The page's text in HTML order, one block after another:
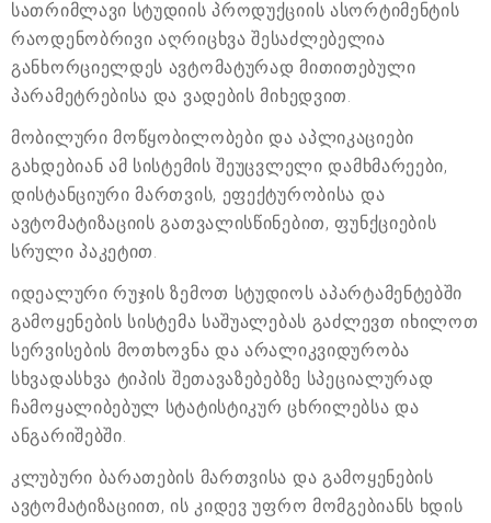
სათრიმლავი სტუდიის პროდუქციის ასორტიმენტის
რაოდენობრივი აღრიცხვა შესაძლებელია
განხორციელდეს ავტომატურად მითითებული
პარამეტრებისა და ვადების მიხედვით.
მობილური მოწყობილობები და აპლიკაციები
გახდებიან ამ სისტემის შეუცვლელი დამხმარეები,
დისტანციური მართვის, ეფექტურობისა და
ავტომატიზაციის გათვალისწინებით, ფუნქციების
სრული პაკეტით.
იდეალური რუჯის ზემოთ სტუდიოს აპარტამენტებში
გამოყენების სისტემა საშუალებას გაძლევთ იხილოთ
სერვისების მოთხოვნა და არალიკვიდურობა
სხვადასხვა ტიპის შეთავაზებებზე სპეციალურად
ჩამოყალიბებულ სტატისტიკურ ცხრილებსა და
ანგარიშებში.
კლუბური ბარათების მართვისა და გამოყენების
ავტომატიზაციით, ის კიდევ უფრო მომგებიანს ხდის